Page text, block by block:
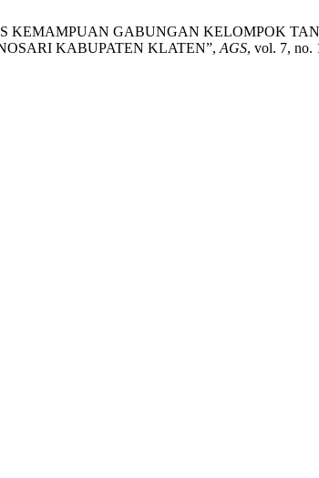
KEMAMPUAN GABUNGAN KELOMPOK
KABUPATEN KLATEN”, AGS, vol. 7, no.